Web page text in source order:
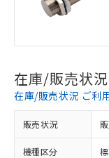
在庫/販売状況
在庫/販売状況 ご利
販売状況
機種区分